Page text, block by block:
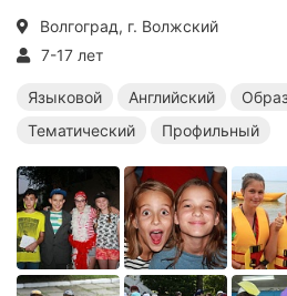
Волгоград, г. Волжский
7-17 лет
Языковой Английский
Тематический
Профильный